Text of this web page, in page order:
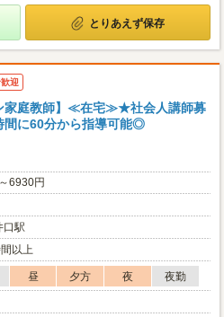
とりあえず保存
迎
家庭教師】≪在宅≫★社会人講師募
に60分から指導可能◎
6930円
口駅
以上
昼 夕方 夜
夜勤